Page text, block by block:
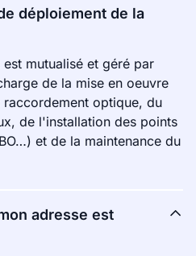
déploiement de la
est mutualisé et géré par
de la mise en oeuvre
optique, du
de l'installation des points
et de la maintenance du
adresse est